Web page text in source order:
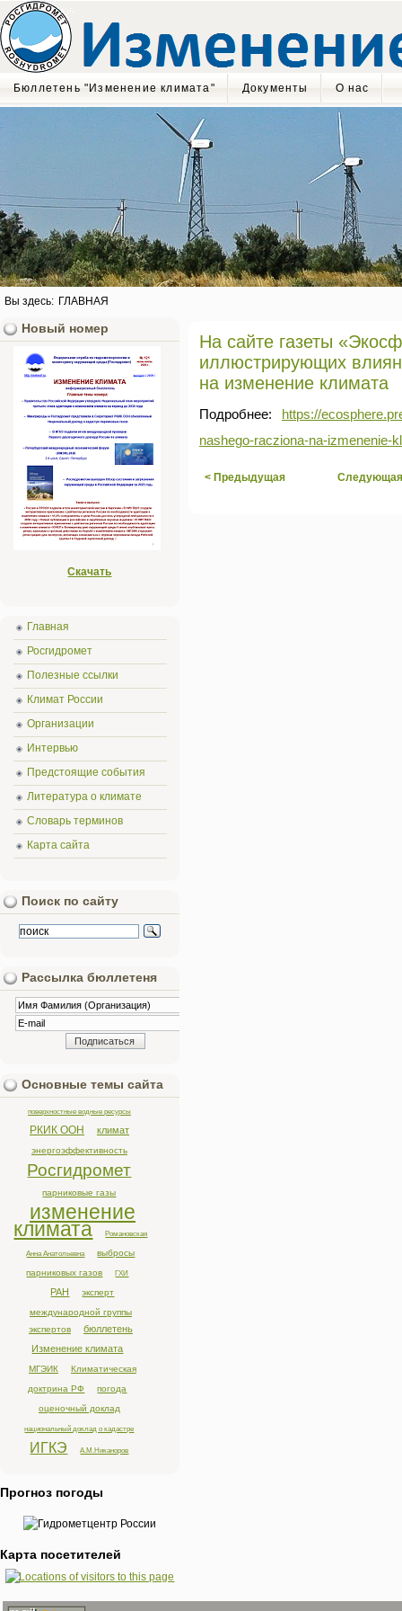
Бюллетень "Изменение климата" Документы О нас
Вы здесь: ГЛАВНАЯ
На сайте газеты
иллюстрирующих
на изменение климата
Подробнее:
https://
nashego-racziona-na-izmenenie-
< Предыдущая
Новый номер
Скачать
Главная
Росгидромет
Полезные ссылки
Климат России
Организации
Интервью
Предстоящие события
Литература о климате
Словарь терминов
Карта сайта
Поиск по сайту
Рассылка бюллетеня
Основные темы сайта
поверхностные водные ресурсы
РКИК ООН климат
энергоэффективность
Росгидромет
парниковые газы
изменение
климата Романовская
Анна Анатольевна
выбросы
парниковых газов
ГХИ
РАН
эксперт
международной группы
экспертов
бюллетень
Изменение климата
МГЭИК
Климатическая
доктрина РФ
погода
оценочный доклад
национальный доклад о кадастре
ИГКЭ А.М.Никаноров
Прогноз погоды
Карта посетителей